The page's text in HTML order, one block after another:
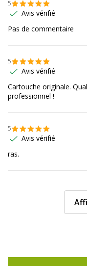
Etat du produit
5
Avis vérifié
Pas de commentaire
5
Avis vérifié
Cartouche originale.
professionnel !
5
Avis vérifié
ras.